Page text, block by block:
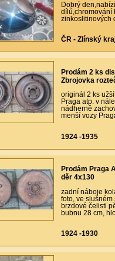
Dobrý
dílů,chromování
zinkoslitinových
ČR - Zlínský
Prodám 2 ks
Zbrojovka
originál 2 ks
Praga atp. v
nádherně
menší vozy
1924 -1935
Prodám Praga
děr 4x130
zadní náboje
foto, ve
brzdové čelisti
bubnu 28 cm,
1924 -1930